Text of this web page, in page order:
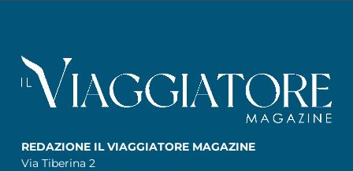
REDAZIONE IL VIAGGIATORE MAGAZINE
Via Tiberina 2